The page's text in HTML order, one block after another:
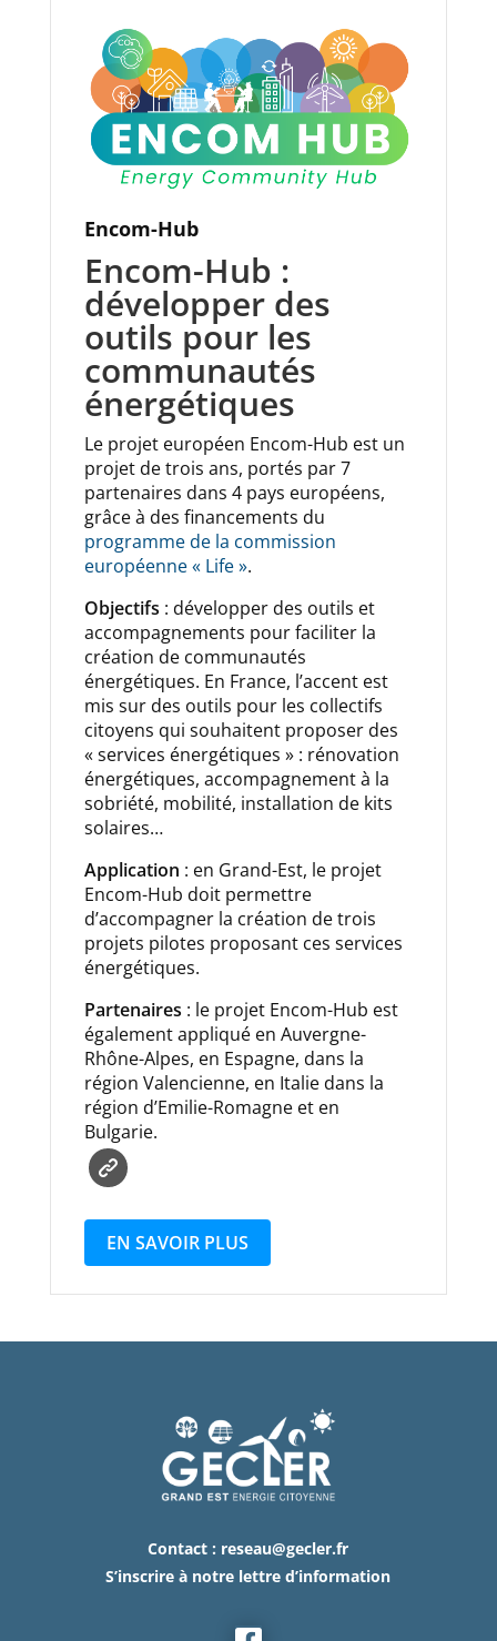
Encom-Hub
Encom-Hub :
développer des
outils pour les
communautés
énergétiques
Le projet européen Encom-Hub est un
projet de trois ans, portés par 7
partenaires dans 4 pays européens,
grâce à des financements du
programme de la commission
européenne « Life ».
Objectifs : développer des outils et
accompagnements pour faciliter la
création de communautés
énergétiques. En France, l’accent est
mis sur des outils pour les collectifs
citoyens qui souhaitent proposer des
« services énergétiques » : rénovation
énergétiques, accompagnement à la
sobriété, mobilité, installation de kits
solaires…
Application : en Grand-Est, le projet
Encom-Hub doit permettre
d’accompagner la création de trois
projets pilotes proposant ces services
énergétiques.
Partenaires : le projet Encom-Hub est
également appliqué en Auvergne-
Rhône-Alpes, en Espagne, dans la
région Valencienne, en Italie dans la
région d’Emilie-Romagne et en
Bulgarie.
EN SAVOIR PLUS
Contact : reseau@gecler.fr
S’inscrire à notre lettre d’information